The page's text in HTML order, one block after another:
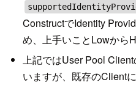
ConstructでIdentity
め、上手いことLowから
上記ではUser Pool
いますが、既存のClient